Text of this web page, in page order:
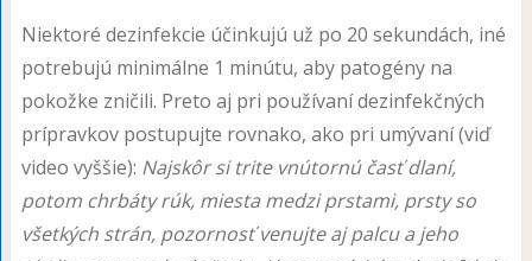
Niektoré dezinfekcie účinkujú už po 20 sekundách, iné
potrebujú minimálne 1 minútu, aby patogény na
pokožke zničili. Preto aj pri používaní dezinfekčných
prípravkov postupujte rovnako, ako pri umývaní (viď
video vyššie): Najskôr si trite vnútornú časť dlaní,
potom chrbáty rúk, miesta medzi prstami, prsty so
všetkých strán, pozornosť venujte aj palcu a jeho